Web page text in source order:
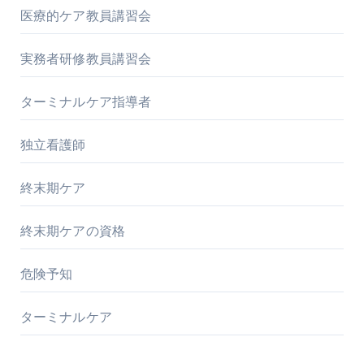
医療的ケア教員講習会
実務者研修教員講習会
ターミナルケア指導者
独立看護師
終末期ケア
終末期ケアの資格
危険予知
ターミナルケア